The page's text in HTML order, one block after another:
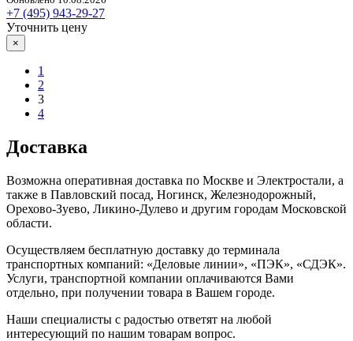
+7 (495) 943-29-27
Уточнить цену
×
1
2
3
4
Доставка
Возможна оперативная доставка по Москве и Электростали, а
также в Павловский посад, Ногинск, Железнодорожный,
Орехово-Зуево, Ликино-Дулево и другим городам Московской
области.
Осуществляем бесплатную доставку до терминала
транспортных компаний: «Деловые линии», «ПЭК», «СДЭК».
Услуги, транспортной компании оплачиваются Вами
отдельно, при получении товара в Вашем городе.
Наши специалисты с радостью ответят на любой
интересующий по нашим товарам вопрос.